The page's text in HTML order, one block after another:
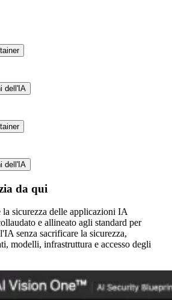
dell'IA
dell'IA
da qui
la sicurezza delle applicazioni IA
e allineato agli standard per
senza sacrificare la sicurezza,
modelli, infrastruttura e accesso degli